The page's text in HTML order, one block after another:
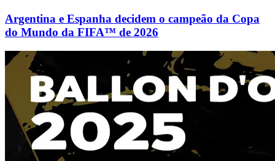
Argentina e Espanha decidem o campeão da Copa
do Mundo da FIFA™ de 2026